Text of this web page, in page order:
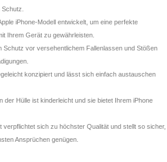
iPhone-Modell entwickelt, um eine perfekte
Ihrem Gerät zu gewährleisten.
Schutz vor versehentlichem Fallenlassen und Stößen
konzipiert und lässt sich einfach austauschen
der Hülle ist kinderleicht und sie bietet Ihrem iPhone
sich zu höchster Qualität und stellt so sicher,
Ansprüchen genügen.